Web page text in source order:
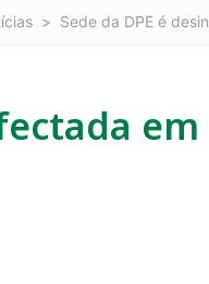
Sede da DPE é